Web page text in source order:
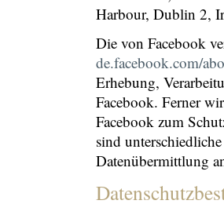
Harbour, Dublin 2,
Die von Facebook
de.facebook.com/
Erhebung,
Facebook. Ferner
Facebook zum
sind
Datenübermittlung